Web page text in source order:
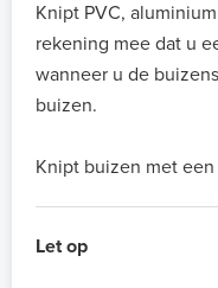
Knipt PVC,
rekening mee dat u
wanneer u de
buizen.
Knipt buizen met
Let op